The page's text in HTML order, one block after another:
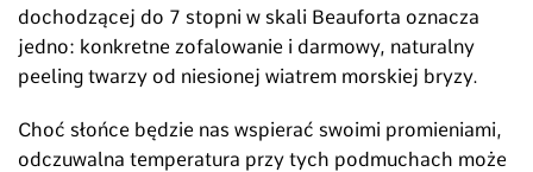
dochodzącej do 7 stopni w skali Beauforta oznacza
jedno: konkretne zofalowanie i darmowy, naturalny
peeling twarzy od niesionej wiatrem morskiej bryzy.
Choć słońce będzie nas wspierać swoimi promieniami,
odczuwalna temperatura przy tych podmuchach może